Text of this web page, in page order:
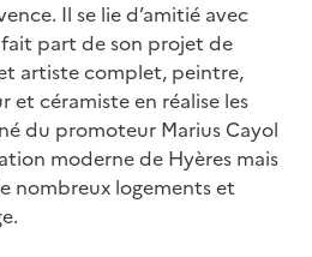
Il se lie d’amitié avec
part de son projet de
artiste complet, peintre,
et céramiste en réalise les
du promoteur Marius Cayol
moderne de Hyères mais
nombreux logements et